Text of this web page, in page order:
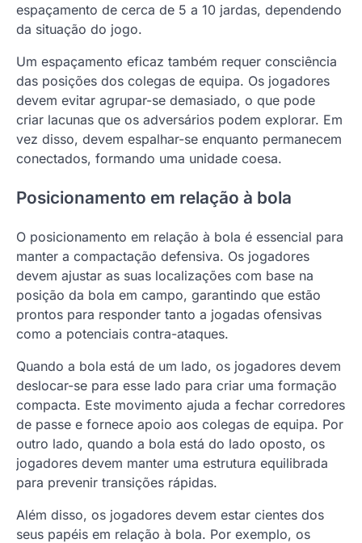
espaçamento de cerca de 5 a 10 jardas, dependendo
da situação do jogo.
Um espaçamento eficaz também requer consciência
das posições dos colegas de equipa. Os jogadores
devem evitar agrupar-se demasiado, o que pode
criar lacunas que os adversários podem explorar. Em
vez disso, devem espalhar-se enquanto permanecem
conectados, formando uma unidade coesa.
Posicionamento em relação à bola
O posicionamento em relação à bola é essencial para
manter a compactação defensiva. Os jogadores
devem ajustar as suas localizações com base na
posição da bola em campo, garantindo que estão
prontos para responder tanto a jogadas ofensivas
como a potenciais contra-ataques.
Quando a bola está de um lado, os jogadores devem
deslocar-se para esse lado para criar uma formação
compacta. Este movimento ajuda a fechar corredores
de passe e fornece apoio aos colegas de equipa. Por
outro lado, quando a bola está do lado oposto, os
jogadores devem manter uma estrutura equilibrada
para prevenir transições rápidas.
Além disso, os jogadores devem estar cientes dos
seus papéis em relação à bola. Por exemplo, os